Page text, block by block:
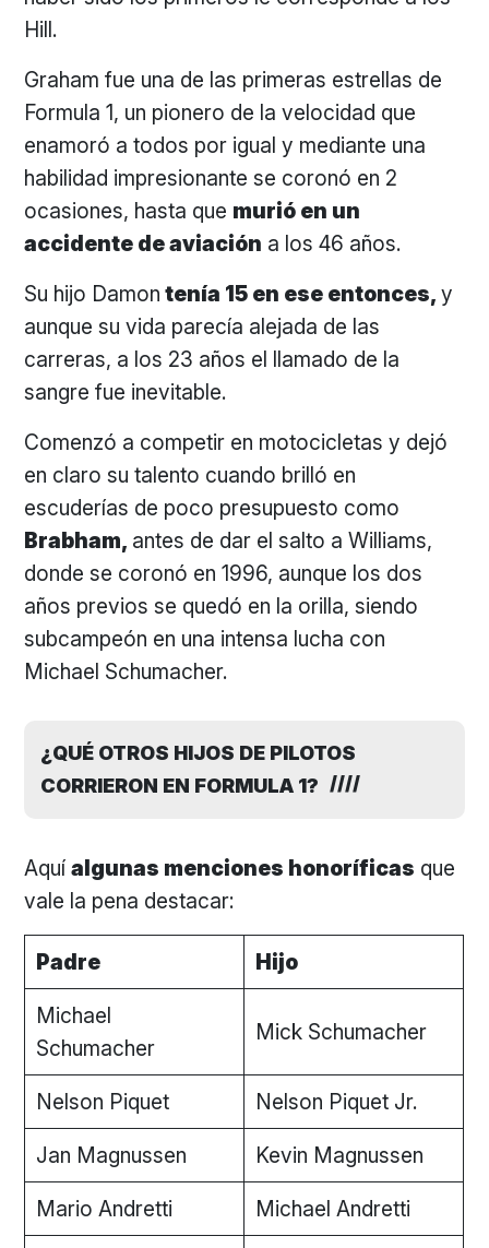
Hill.
Graham fue una de las primeras estrellas de
Formula 1, un pionero de la velocidad que
enamoró a todos por igual y mediante una
habilidad impresionante se coronó en 2
ocasiones, hasta que murió en un
accidente de aviación a los 46 años.
Su hijo Damon tenía 15 en ese entonces,y
aunque su vida parecía alejada de las
carreras, a los 23 años el llamado de la
sangre fue inevitable.
Comenzó a competir en motocicletas y dejó
en claro su talento cuando brilló en
escuderías de poco presupuesto como
Brabham, antes de dar el salto a Williams,
donde se coronó en 1996, aunque los dos
años previos se quedó en la orilla, siendo
subcampeón en una intensa lucha con
Michael Schumacher.
¿QUÉ OTROS HIJOS DE PILOTOS
CORRIERON EN FORMULA 1?
Aquíalgunas menciones honoríficas que
vale la pena destacar:
Padre Hijo
Michael
Schumacher
Mick Schumacher
Nelson Piquet Nelson Piquet Jr.
Jan Magnussen Kevin Magnussen
Mario Andretti Michael Andretti